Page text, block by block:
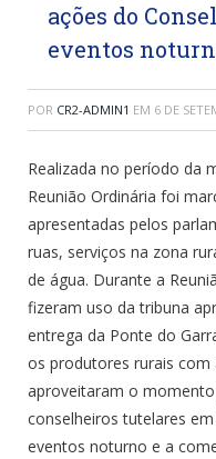
ações do
eventos
POR CR2-ADMIN1 EM 6 DE
Realizada no período da
Reunião Ordinária foi
apresentadas pelos
ruas, serviços na zona
de água. Durante a
fizeram uso da tribuna
entrega da Ponte do
os produtores rurais
aproveitaram o
conselheiros tutelares
eventos noturno e a